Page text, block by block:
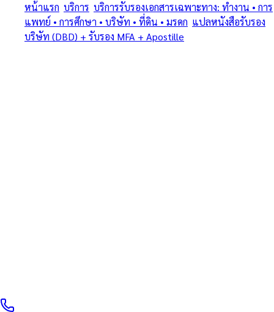
หน้าแรก บริการ บริการรับรองเอกสารเฉพาะทาง: ทำงาน • การ
แพทย์ • การศึกษา • บริษัท • ที่ดิน • มรดก แปลหนังสือรับรอง
บริษัท (DBD) + รับรอง MFA + Apostille